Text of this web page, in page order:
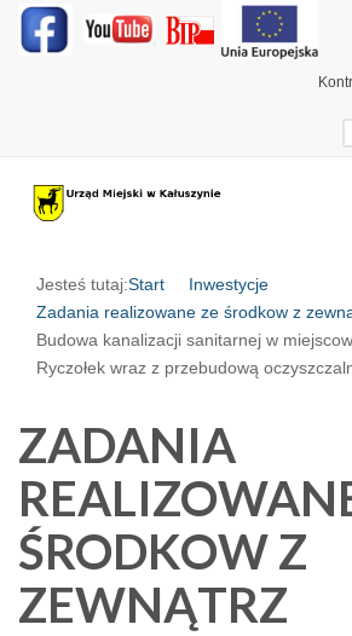
Jesteś tutaj:Start
Inwestycje
Zadania realizowane ze środkow z
Budowa kanalizacji sanitarnej w
Ryczołek wraz z przebudową
ZADANIA
ŚRODKOW Z
ZEWNĄTRZ